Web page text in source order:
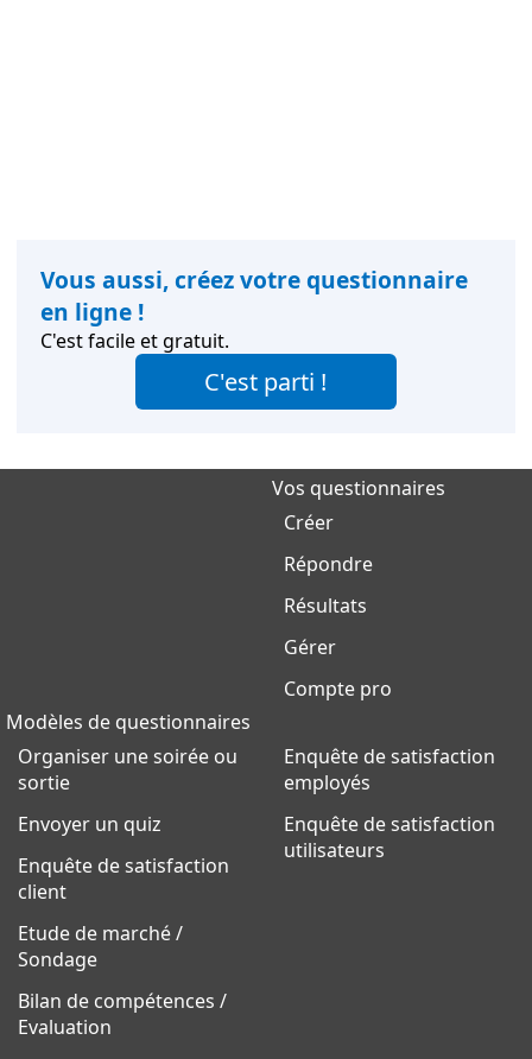
Vous aussi, créez votre questionnaire
en ligne !
C'est facile et gratuit.
C'est parti !
Vos questionnaires
Créer
Répondre
Résultats
Gérer
Compte pro
Modèles de questionnaires
Organiser une soirée ou
sortie
Envoyer un quiz
Enquête de satisfaction
client
Etude de marché /
Sondage
Bilan de compétences /
Evaluation
Enquête de satisfaction
employés
Enquête de satisfaction
utilisateurs